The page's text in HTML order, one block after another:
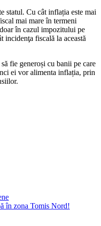
statul. Cu cât inflația este mai
mai mare în termeni
în cazul impozitului pe
incidenţa fiscală la această
fie generoși cu banii pe care
ei vor alimenta inflația, prin
în zona Tomis Nord!